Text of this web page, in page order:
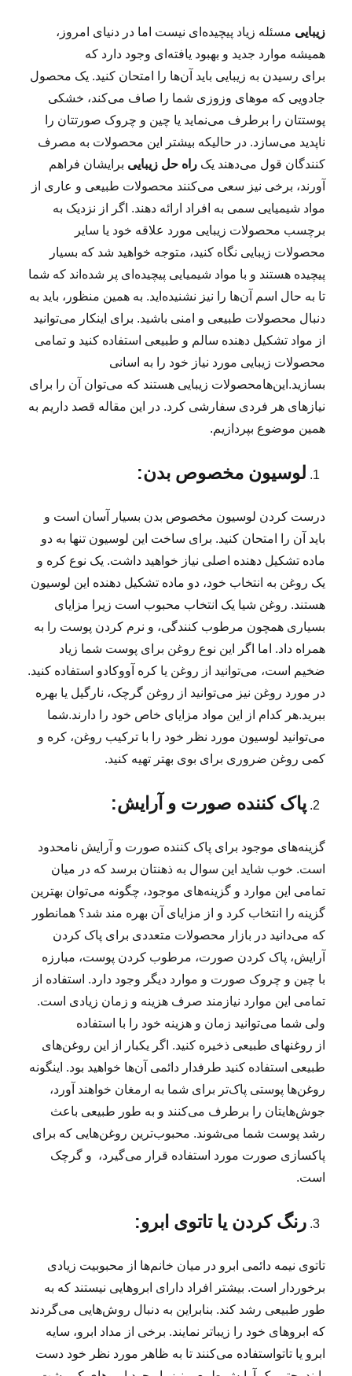
زیبایی مسئله زیاد پیچیده‌ای نیست اما در دنیای امروز،
همیشه موارد جدید و بهبود یافته‌ای وجود دارد که
برای رسیدن به زیبایی باید آن‌ها را امتحان کنید. یک محصول
جادویی که موهای وزوزی شما را صاف می‌کند، خشکی
پوستتان را برطرف می‌نماید یا چین و چروک صورتتان را
ناپدید می‌سازد. در حالیکه بیشتر این محصولات به مصرف
کنندگان قول می‌دهند یکراه حل زیبایی برایشان فراهم
آورند، برخی نیز سعی می‌کنند محصولات طبیعی و عاری از
مواد شیمیایی سمی به افراد ارائه دهند. اگر از نزدیک به
برچسب محصولات زیبایی مورد علاقه خود یا سایر
محصولات زیبایی نگاه کنید، متوجه خواهید شد که بسیار
پیچیده هستند و با مواد شیمیایی پیچیده‌ای پر شده‌اند که شما
تا به حال اسم آن‌ها را نیز نشنیده‌اید. به همین منظور، باید به
دنبال محصولات طبیعی و امنی باشید. برای اینکار می‌توانید
از مواد تشکیل دهنده سالم و طبیعی استفاده کنید و تمامی
محصولات زیبایی مورد نیاز خود را به اسانی
بسازید.این‌هامحصولات زیبایی هستند که می‌توان آن را برای
نیازهای هر فردی سفارشی کرد. در این مقاله قصد داریم به
همین موضوع بپردازیم.
لوسیون مخصوص بدن:
درست کردن لوسیون مخصوص بدن بسیار آسان است و
باید آن را امتحان کنید. برای ساخت این لوسیون تنها به دو
ماده تشکیل دهنده اصلی نیاز خواهید داشت. یک نوع کره و
یک روغن به انتخاب خود، دو ماده تشکیل دهنده این لوسیون
هستند. روغن شیا یک انتخاب محبوب است زیرا مزایای
بسیاری همچون مرطوب کنندگی، و نرم کردن پوست را به
همراه داد. اما اگر این نوع روغن برای پوست شما زیاد
ضخیم است، می‌توانید از روغن یا کره آووکادو استفاده کنید.
در مورد روغن نیز می‌توانید از روغن گرچک، نارگیل یا بهره
ببرید.هر کدام از این مواد مزایای خاص خود را دارند.شما
می‌توانید لوسیون مورد نظر خود را با ترکیب روغن، کره و
کمی روغن ضروری برای بوی بهتر تهیه کنید.
پاک کننده صورت و آرایش:
گزینه‌های موجود برای پاک کننده صورت و آرایش نامحدود
است. خوب شاید این سوال به ذهنتان برسد که در میان
تمامی این موارد و گزینه‌های موجود، چگونه می‌توان بهترین
گزینه را انتخاب کرد و از مزایای آن بهره مند شد؟ همانطور
که می‌دانید در بازار محصولات متعددی برای پاک کردن
آرایش، پاک کردن صورت، مرطوب کردن پوست، مبارزه
با چین و چروک صورت و موارد دیگر وجود دارد. استفاده از
تمامی این موارد نیازمند صرف هزینه و زمان زیادی است.
ولی شما می‌توانید زمان و هزینه خود را با استفاده
از روغنهای طبیعی ذخیره کنید. اگر یکبار از این روغن‌های
طبیعی استفاده کنید طرفدار دائمی آن‌ها خواهید بود. اینگونه
روغن‌ها پوستی پاک‌تر برای شما به ارمغان خواهند آورد،
جوش‌هایتان را برطرف می‌کنند و به طور طبیعی باعث
رشد پوست شما می‌شوند. محبوب‌ترین روغن‌هایی که برای
پاکسازی صورت مورد استفاده قرار می‌گیرد، و گرچک
است.
رنگ کردن یا تاتوی ابرو:
تاتوی نیمه دائمی ابرو در میان خانم‌ها از محبوبیت زیادی
برخوردار است. بیشتر افراد دارای ابروهایی نیستند که به
طور طبیعی رشد کند. بنابراین به دنبال روش‌هایی می‌گردند
که ابروهای خود را زیباتر نمایند. برخی از مداد ابرو، سایه
ابرو یا تاتواستفاده می‌کنند تا به ظاهر مورد نظر خود دست